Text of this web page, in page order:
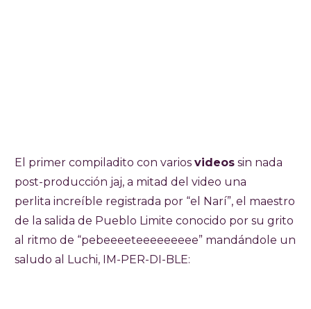
El primer compiladito con varios videos sin nada
post-producción jaj, a mitad del video una
perlita increíble registrada por “el Narí”, el maestro
de la salida de Pueblo Limite conocido por su grito
al ritmo de “pebeeeeteeeeeeeee” mandándole un
saludo al Luchi, IM-PER-DI-BLE: